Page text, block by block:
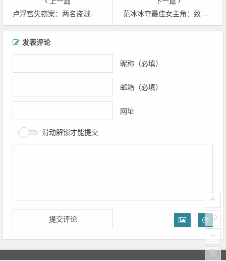
卢浮宫失窃案：两名盗贼将被起诉 被盗珠宝尚无踪影
范冰冰夺最佳女主角：致辞感谢台湾金马奖“始终如一支持华语电影人初心”
文章导航
发表评论
昵称（必填）
邮箱（必填）
网址
滑动解锁才能提交